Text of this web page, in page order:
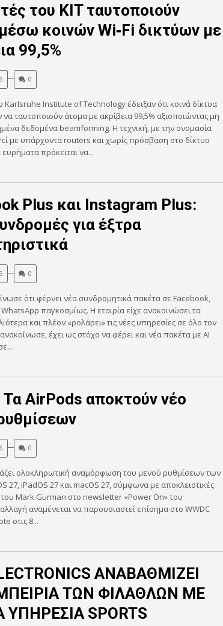
του KIT ταυτοποιούν
κοινών Wi‑Fi δικτύων με
99,5%
0
Karlsruhe Institute of Technology έδειξαν ότι κοινά δίκτυα
να ταυτοποιούν άτομα με ακρίβεια 99,5% αξιοποιώντας μη
δεδομένα beamforming. Η τεχνική, με την ονομασία
με υπάρχοντα routers και χωρίς πρόσβαση στο δίκτυο
πρόκειται να...
Plus και Instagram Plus:
για έξτρα
0
ότι φέρνει νέα συνδρομητικά πακέτα σε Facebook,
παγκοσμίως. Η εταιρία είχε ανακοινώσει τα
και πλέον «ρολάρει» τις νέες υπηρεσίες σε όλο τον
έχει ως στόχο να φέρει και νέα πακέτα με AI
Τα AirPods αποκτούν νέο
0
ολοκληρωτική αναμόρφωση του μενού ρυθμίσεων των
27, iPadOS 27 και macOS 27, σύμφωνα με αποκλειστικές
Mark Gurman στο newsletter «Power On» του
αναμένεται να παρουσιαστεί επίσημα στο WWDC
στις 8...
ΑΝΑΒΑΘΜΙΖΕΙ
ΤΩΝ ΦΙΛΑΘΛΩΝ ΜΕ
SPORTS